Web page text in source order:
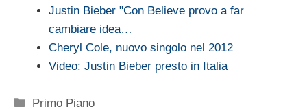
Justin Bieber "Con Believe provo a far
cambiare idea…
Cheryl Cole, nuovo singolo nel 2012
Video: Justin Bieber presto in Italia
Categorie
Primo Piano